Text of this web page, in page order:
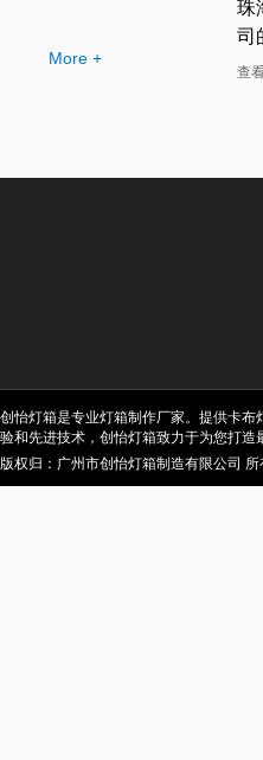
More +
吸
幻
查
创怡灯箱是专业灯箱制作厂家。提供卡
验和先进技术，创怡灯箱致力于为您打
版权归：广州市创怡灯箱制造有限公司 所